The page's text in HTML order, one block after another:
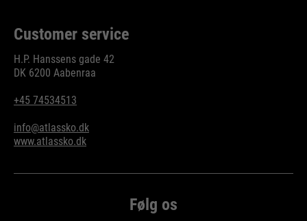
Customer service
H.P. Hanssens gade 42
DK 6200 Aabenraa
+45 74534513
info@atlassko.dk
www.atlassko.dk
Følg os